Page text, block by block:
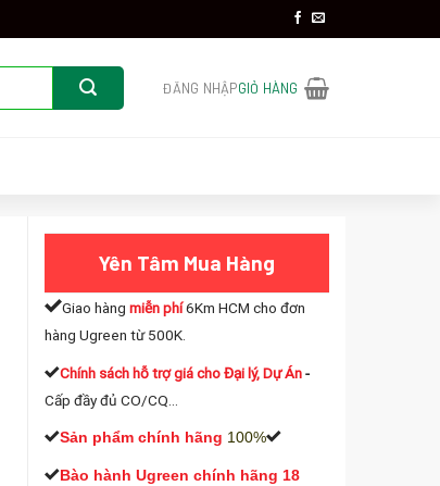
ĐĂNG NHẬPGIỎ HÀNG
Yên Tâm Mua Hàng
Giao hàng miễn phí 6Km HCM cho đơn
hàng Ugreen từ 500K.
Chính sách hỗ trợ giá cho Đại lý, Dự Án-
Cấp đầy đủ CO/CQ...
Sản phẩm chính hãng 100%
Bào hành Ugreen chính hãng 18